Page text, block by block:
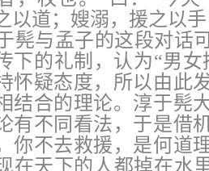
以道；嫂溺，援之以
髡与孟子的这段对话
下的礼制，认为“男
怀疑态度，所以由此
结合的理论。淳于髡
有不同看法，于是借
你不去救援，是何道
在天下的人都掉在水